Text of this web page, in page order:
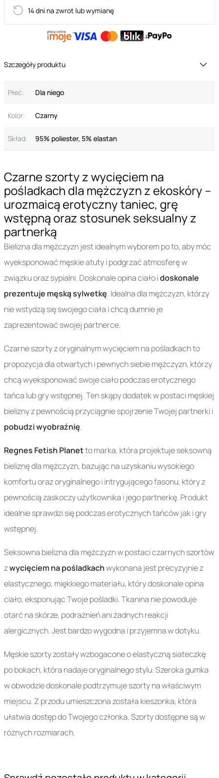
Czarne szorty z wycięciem na
pośladkach dla mężczyzn z ekoskóry –
urozmaicą erotyczny taniec, grę
wstępną oraz stosunek seksualny z
partnerką
Bielizna dla mężczyzn jest idealnym wyborem po to, aby móc
wyeksponować męskie atuty i podgrzać atmosferę w
związku oraz sypialni. Doskonale opina ciało idoskonale
prezentuje męską sylwetkę. Idealna dla mężczyzn, którzy
nie wstydzą się swojego ciała i chcą dumnie je
zaprezentować swojej partnerce.
Czarne szorty z oryginalnym wycięciem na pośladkach to
propozycja dla otwartych i pewnych siebie mężczyzn, którzy
chcą wyeksponować swoje ciało podczas erotycznego
tańca lub gry wstępnej. Ten skąpy dodatek w postaci męskiej
bielizny z pewnością przyciągnie spojrzenie Twojej partnerki i
pobudzi wyobraźnię.
Regnes Fetish Planetto marka, która projektuje seksowną
bieliznę dla mężczyzn, bazując na uzyskaniu wysokiego
komfortu oraz oryginalnego i intrygującego fasonu, który z
pewnością zaskoczy użytkownika i jego partnerkę. Produkt
idealnie sprawdzi się podczas erotycznych tańców jak i gry
wstępnej.
Seksowna bielizna dla mężczyzn w postaci czarnych szortów
zwycięciem na pośladkachwykonana jest precyzyjnie z
elastycznego, miękkiego materiału, który doskonale opina
ciało, eksponując Twoje pośladki. Tkanina nie powoduje
otarć na skórze, podrażnień ani żadnych reakcji
alergicznych. Jest bardzo wygodna i przyjemna w dotyku.
Męskie szorty zostały wzbogacone o elastyczną siateczkę
po bokach, która nadaje oryginalnego stylu. Szeroka gumka
w obwodzie doskonale podtrzymuje szorty na właściwym
miejscu. Z przodu umieszczona została kieszonka, która
ułatwia dostęp do Twojego członka. Szorty dostępne są w
różnych rozmiarach.
14 dni na zwrot lub wymianę
Szczegóły produktu
Płeć: Dla niego
Kolor: Czarny
Skład: 95% poliester, 5% elastan